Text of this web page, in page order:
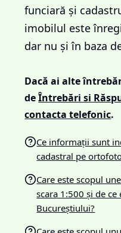
funciară și
imobilul este
dar nu și în baza
Dacă ai alte
de Întrebări si
contacta telefonic.
Ce informații sunt
cadastral pe
Care este scopul
scara 1:500 și de
Bucureștiului?